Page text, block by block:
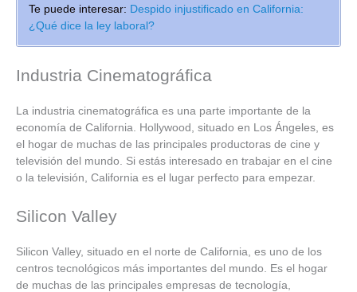
Te puede interesar: Despido injustificado en California:
¿Qué dice la ley laboral?
Industria Cinematográfica
La industria cinematográfica es una parte importante de la
economía de California. Hollywood, situado en Los Ángeles, es
el hogar de muchas de las principales productoras de cine y
televisión del mundo. Si estás interesado en trabajar en el cine
o la televisión, California es el lugar perfecto para empezar.
Silicon Valley
Silicon Valley, situado en el norte de California, es uno de los
centros tecnológicos más importantes del mundo. Es el hogar
de muchas de las principales empresas de tecnología,